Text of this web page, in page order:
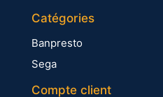
Catégories
Banpresto
Sega
Compte client